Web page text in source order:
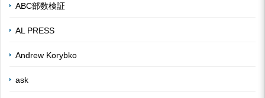
ABC部数検証
AL PRESS
Andrew Korybko
ask